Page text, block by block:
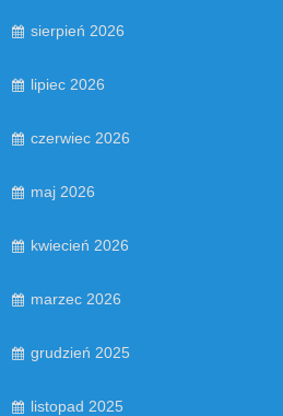
sierpień 2026
lipiec 2026
czerwiec 2026
maj 2026
kwiecień 2026
marzec 2026
grudzień 2025
listopad 2025